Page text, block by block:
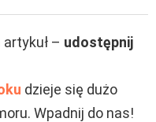
– udostępnij
dzieje się dużo
Wpadnij do nas!